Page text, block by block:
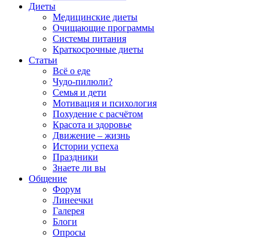
Диеты
Медицинские диеты
Очищающие программы
Системы питания
Краткосрочные диеты
Статьи
Всё о еде
Чудо-пилюли?
Семья и дети
Мотивация и психология
Похудение с расчётом
Красота и здоровье
Движение – жизнь
Истории успеха
Праздники
Знаете ли вы
Общение
Форум
Линеечки
Галерея
Блоги
Опросы